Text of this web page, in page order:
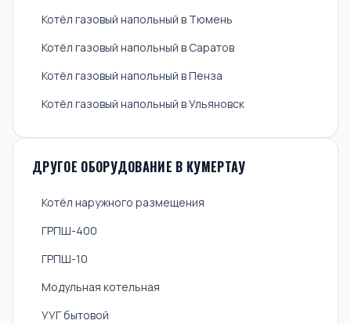
Котёл газовый напольный в Тюмень
Котёл газовый напольный в Саратов
Котёл газовый напольный в Пенза
Котёл газовый напольный в Ульяновск
ДРУГОЕ ОБОРУДОВАНИЕ В КУМЕРТАУ
Котёл наружного размещения
ГРПШ-400
ГРПШ-10
Модульная котельная
УУГ бытовой